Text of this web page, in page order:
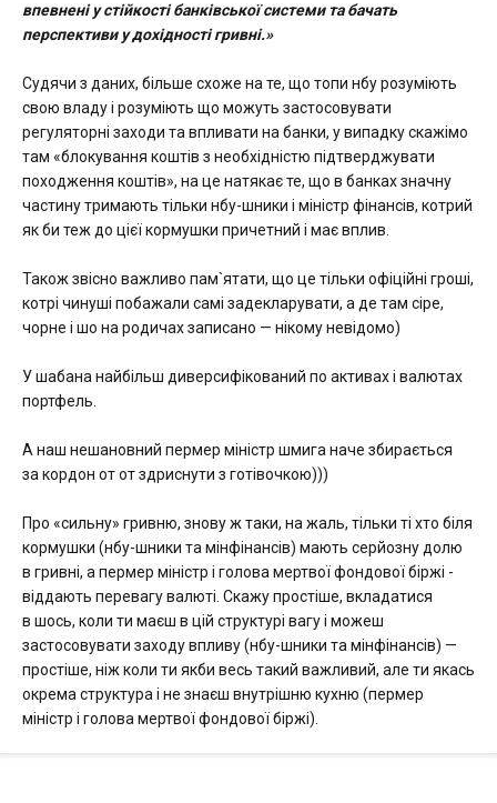
впевнені у стійкості банківської системи та бачать
перспективи у дохідності гривні.»
Судячи з даних, більше схоже на те, що топи нбу розуміють
свою владу і розуміють що можуть застосовувати
регуляторні заходи та впливати на банки, у випадку скажімо
там «блокування коштів з необхідністю підтверджувати
походження коштів», на це натякає те, що в банках значну
частину тримають тільки нбу-шники і міністр фінансів, котрий
як би теж до цієї кормушки причетний і має вплив.
Також звісно важливо пам`ятати, що це тільки офіційні гроші,
котрі чинуші побажали самі задекларувати, а де там сіре,
чорне і шо на родичах записано — нікому невідомо)
У шабана найбільш диверсифікований по активах і валютах
портфель.
А наш нешановний пермер міністр шмига наче збирається
за кордон от от здриснути з готівочкою)))
Про «сильну» гривню, знову ж таки, на жаль, тільки ті хто біля
кормушки (нбу-шники та мінфінансів) мають серйозну долю
в гривні, а пермер міністр і голова мертвої фондової біржі -
віддають перевагу валюті. Скажу простіше, вкладатися
в шось, коли ти маєш в цій структурі вагу і можеш
застосовувати заходу впливу (нбу-шники та мінфінансів) —
простіше, ніж коли ти якби весь такий важливий, але ти якась
окрема структура і не знаєш внутрішню кухню (пермер
міністр і голова мертвої фондової біржі).